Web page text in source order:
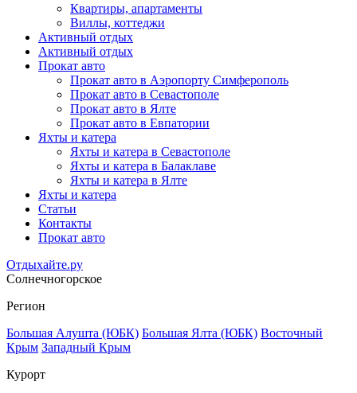
Квартиры, апартаменты
Виллы, коттеджи
Активный отдых
Активный отдых
Прокат авто
Прокат авто в Аэропорту Симферополь
Прокат авто в Севастополе
Прокат авто в Ялте
Прокат авто в Евпатории
Яхты и катера
Яхты и катера в Севастополе
Яхты и катера в Балаклаве
Яхты и катера в Ялте
Яхты и катера
Статьи
Контакты
Прокат авто
Отдыхайте.ру
Солнечногорское
Регион
Большая Алушта (ЮБК) Большая Ялта (ЮБК) Восточный
Крым Западный Крым
Курорт